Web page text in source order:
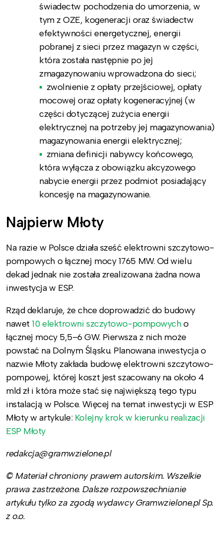
świadectw pochodzenia do umorzenia, w
tym z OZE, kogeneracji oraz świadectw
efektywności energetycznej, energii
pobranej z sieci przez magazyn w części,
która została następnie po jej
zmagazynowaniu wprowadzona do sieci;
zwolnienie z opłaty przejściowej, opłaty
mocowej oraz opłaty kogeneracyjnej (w
części dotyczącej zużycia energii
elektrycznej na potrzeby jej magazynowania)
magazynowania energii elektrycznej;
zmiana definicji nabywcy końcowego,
która wyłącza z obowiązku akcyzowego
nabycie energii przez podmiot posiadający
koncesję na magazynowanie.
Najpierw Młoty
Na razie w Polsce działa sześć elektrowni szczytowo-
pompowych o łącznej mocy 1765 MW. Od wielu
dekad jednak nie została zrealizowana żadna nowa
inwestycja w ESP.
Rząd deklaruje, że chce doprowadzić do budowy
nawet 10 elektrowni szczytowo-pompowycho
łącznej mocy 5,5–6 GW. Pierwsza z nich może
powstać na Dolnym Śląsku. Planowana inwestycja o
nazwie Młoty zakłada budowę elektrowni szczytowo-
pompowej, której koszt jest szacowany na około 4
mld zł i która może stać się największą tego typu
instalacją w Polsce. Więcej na temat inwestycji w ESP
Młoty w artykule: Kolejny krok w kierunku realizacji
ESP Młoty
redakcja@gramwzielone.pl
© Materiał chroniony prawem autorskim. Wszelkie
prawa zastrzeżone. Dalsze rozpowszechnianie
artykułu tylko za zgodą wydawcy Gramwzielone.pl Sp.
z o.o.